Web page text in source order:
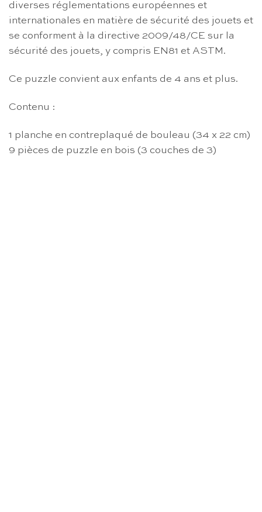
diverses réglementations européennes et
internationales en matière de sécurité des jouets et
se conforment à la directive 2009/48/CE sur la
sécurité des jouets, y compris EN81 et ASTM.
Ce puzzle convient aux enfants de 4 ans et plus.
Contenu :
1 planche en contreplaqué de bouleau (34 x 22 cm)
9 pièces de puzzle en bois (3 couches de 3)